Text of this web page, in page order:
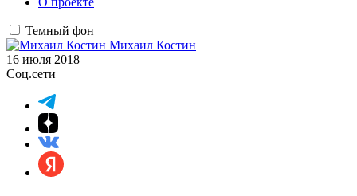
Темный фон
Михаил Костин
16 июля 2018
Соц.сети